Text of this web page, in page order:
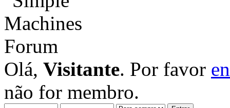
Olá, Visitante. Por favor
não for membro.